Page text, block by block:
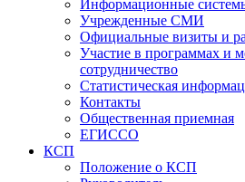
Информационные
Учрежденные СМИ
Официальные визиты и
Участие в программах и
сотрудничество
Статистическая
Контакты
Общественная приемная
ЕГИССО
КСП
Положение о КСП